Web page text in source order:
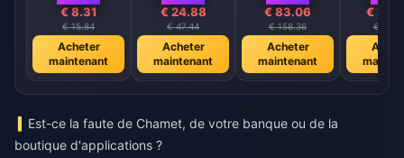
€ 8.31
€ 15.84
Acheter
maintenant
€ 24.88
€ 47.44
Acheter
maintenant
€ 83.06
€ 158.36
Acheter
maintenant
€
€
Est-ce la faute de Chamet, de votre banque ou de la
boutique d'applications ?